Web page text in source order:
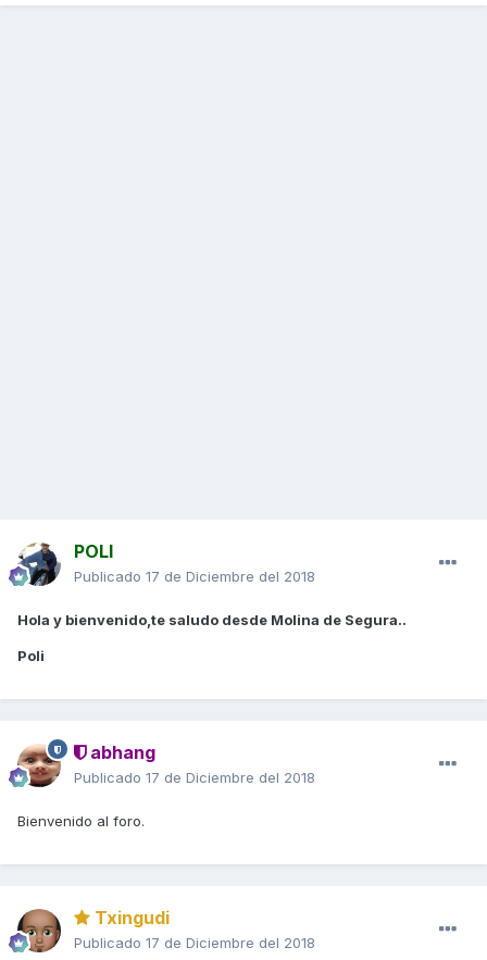
POLI
Publicado 17 de Diciembre del 2018
Hola y bienvenido,te saludo desde Molina de Segura..
Poli
abhang
Publicado 17 de Diciembre del 2018
Bienvenido al foro.
Txingudi
Publicado 17 de Diciembre del 2018